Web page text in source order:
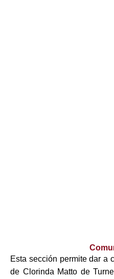
Esta sección permite dar a
de Clorinda Matto de